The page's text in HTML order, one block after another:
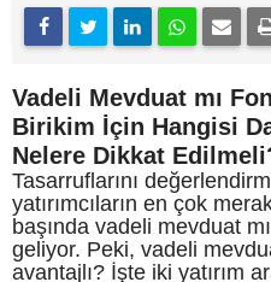
Vadeli Mevduat mı
Birikim İçin Hangisi
Nelere Dikkat
Tasarruflarını
yatırımcıların en çok
başında vadeli mevduat
geliyor. Peki, vadeli
avantajlı? İşte iki yatırım